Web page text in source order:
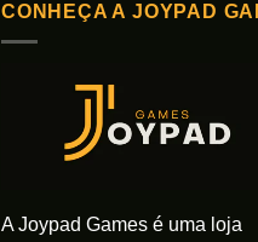
CONHEÇA A JOYPAD
A Joypad Games é uma loja